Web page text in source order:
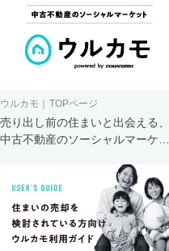
ウルカモ｜TOPページ
売り出し前の住まいと出会える、
中古不動産のソーシャルマーケッ